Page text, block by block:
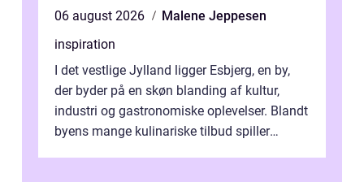
06 august 2026
Malene Jeppesen
inspiration
I det vestlige Jylland ligger Esbjerg, en by,
der byder på en skøn blanding af kultur,
industri og gastronomiske oplevelser. Blandt
byens mange kulinariske tilbud spiller